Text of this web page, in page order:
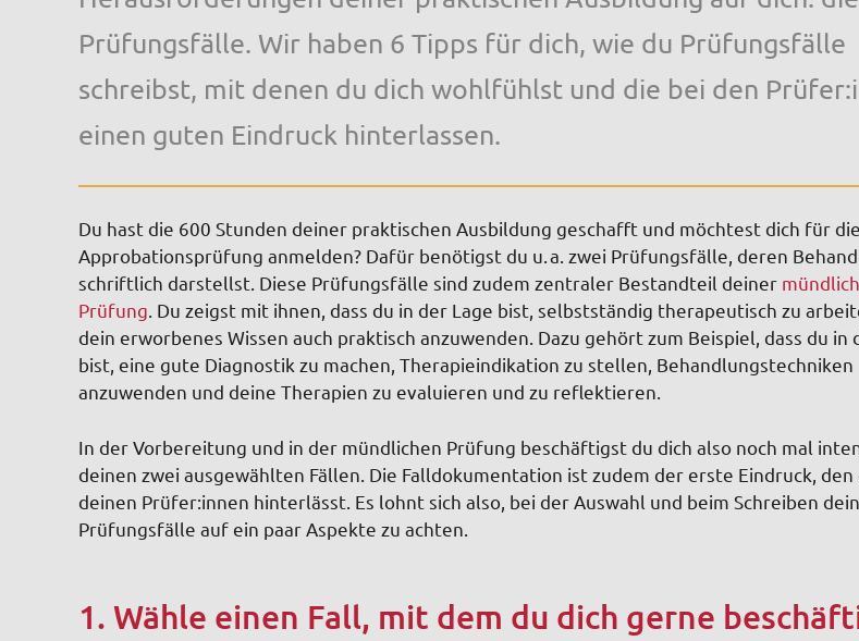
Prüfungsfälle. Wir haben 6 Tipps für dich, wie du Prüfungsfälle
schreibst, mit denen du dich wohlfühlst und die bei den
einen guten Eindruck hinterlassen.
Du hast die 600 Stunden deiner praktischen Ausbildung geschafft und möchtest dich für die
Approbationsprüfung anmelden? Dafür benötigst du u. a. zwei Prüfungsfälle, deren
schriftlich darstellst. Diese Prüfungsfälle sind zudem zentraler Bestandteil deiner
Prüfung. Du zeigst mit ihnen, dass du in der Lage bist, selbstständig therapeutisch zu
dein erworbenes Wissen auch praktisch anzuwenden. Dazu gehört zum Beispiel, dass du in
bist, eine gute Diagnostik zu machen, Therapieindikation zu stellen, Behandlungstechniken
anzuwenden und deine Therapien zu evaluieren und zu reflektieren.
In der Vorbereitung und in der mündlichen Prüfung beschäftigst du dich also noch mal
deinen zwei ausgewählten Fällen. Die Falldokumentation ist zudem der erste Eindruck, den
deinen Prüfer:innen hinterlässt. Es lohnt sich also, bei der Auswahl und beim Schreiben
Prüfungsfälle auf ein paar Aspekte zu achten.
1. Wähle einen Fall, mit dem du dich gerne